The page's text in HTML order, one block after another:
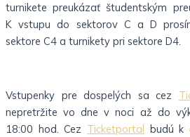
turnikete preukázať študentským
K vstupu do sektorov C a D
sektore C4 a turnikety pri sektore D4.
Vstupenky pre dospelých sa cez
nepretržite vo dne v noci až do
18:00 hod. Cez Ticketportal budú k